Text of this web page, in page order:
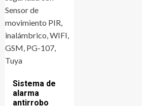
Sistema de
alarma
antirrobo